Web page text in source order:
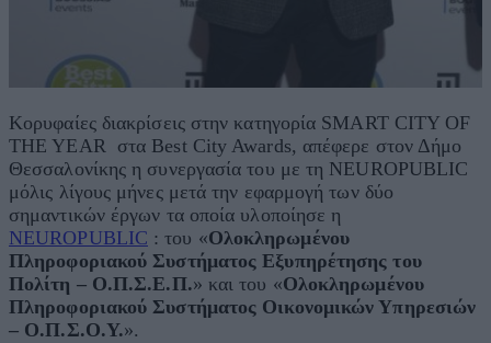
Κορυφαίες διακρίσεις στην κατηγορία SMART CITY OF
THE YEAR στα Best City Awards, απέφερε στον Δήμο
Θεσσαλονίκης η συνεργασία του με τη NEUROPUBLIC
μόλις λίγους μήνες μετά την εφαρμογή των δύο
σημαντικών έργων τα οποία υλοποίησε η
NEUROPUBLIC : του «Ολοκληρωμένου
Πληροφοριακού Συστήματος Εξυπηρέτησης του
Πολίτη – Ο.Π.Σ.Ε.Π.» και του «Ολοκληρωμένου
Πληροφοριακού Συστήματος Οικονομικών Υπηρεσιών
– Ο.Π.Σ.Ο.Υ.».